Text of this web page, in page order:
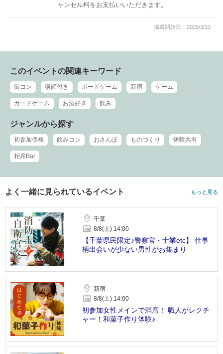
ャンセル料をお支払いいただきます。
掲載開始日：2025/3/13
このイベントの関連キーワード
街コン 講師付き ボードゲーム 新宿 ゲーム
カードゲーム お酒好き 飲み
ジャンルから探す
初参加価格 飲みコン おさんぽ ものづくり 体験共有
相席Bar
よく一緒に見られているイベント もっと見る
千葉
8/8(土) 14:00
【千葉県民限定♪警察官・士業etc】 仕事
柄出会いが少ない男性がお集まり
新宿
8/8(土) 14:00
初参加女性メインで満席！ 職人がレクチ
ャー！和菓子作り体験♪